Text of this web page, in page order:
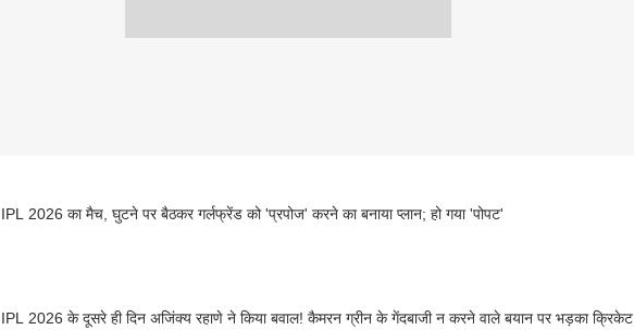
IPL 2026 का मैच, घुटने पर बैठकर गर्लफ्रेंड को 'प्रपोज' करने का बनाया प्लान; हो गया 'पोपट'
IPL 2026 के दूसरे ही दिन अजिंक्य रहाणे ने किया बवाल! कैमरन ग्रीन के गेंदबाजी न करने वाले बयान पर भड़का क्रिकेट